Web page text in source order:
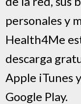
personales y
Health4Me
descarga
Apple iTunes
Google Play.